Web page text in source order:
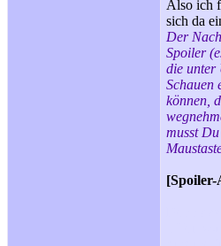
Also ich
sich da
Der
Spoiler
die unter
Schauen
können,
musst